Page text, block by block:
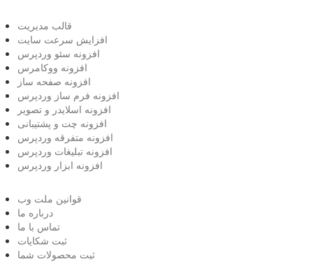
قالب مدیریت
افزایش سرعت سایت
افزونه سئو وردپرس
افزونه ووکامرس
افزونه صفحه ساز
افزونه فرم ساز وردپرس
افزونه اسلایدر و تصویر
افزونه چت و پشتیبانی
افزونه متفرقه وردپرس
افزونه تبلیغات وردپرس
افزونه ابزار وردپرس
قوانین ملت وب
درباره ما
تماس با ما
ثبت شکایات
ثبت محصولات شما